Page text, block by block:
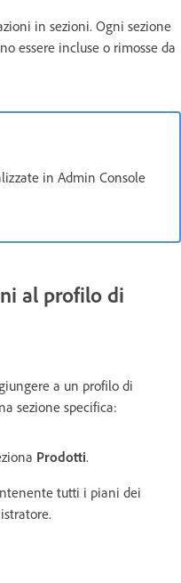
in sezioni. Ogni sezione
essere incluse o rimosse da
in Admin Console
al profilo di
a un profilo di
sezione specifica:
Prodotti.
tutti i piani dei